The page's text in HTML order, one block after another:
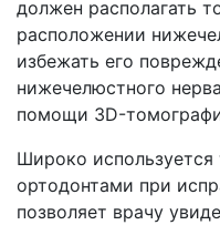
должен располагать
расположении
избежать его
нижечелюстного
помощи 3D-
Широко
ортодонтами при
позволяет врачу